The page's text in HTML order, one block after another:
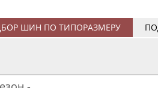
ШИН ПО ТИПОРАЗМЕРУ